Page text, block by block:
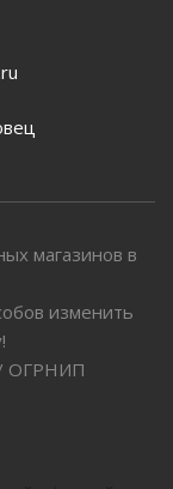
магазинов в
изменить
/ ОГРНИП